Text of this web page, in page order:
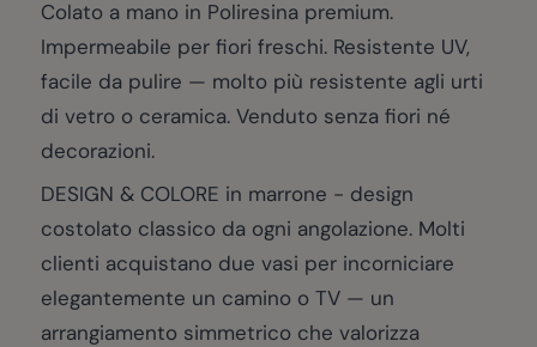
Colato a mano in Poliresina premium.
Impermeabile per fiori freschi. Resistente UV,
facile da pulire — molto più resistente agli urti
di vetro o ceramica. Venduto senza fiori né
decorazioni.
DESIGN & COLORE in marrone - design
costolato classico da ogni angolazione. Molti
clienti acquistano due vasi per incorniciare
elegantemente un camino o TV — un
arrangiamento simmetrico che valorizza